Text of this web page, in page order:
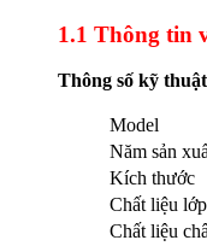
1.1 Thông tin
Thông số kỹ thuật
Model
Năm sản
Kích thước
Chất liệu
Chất liệu